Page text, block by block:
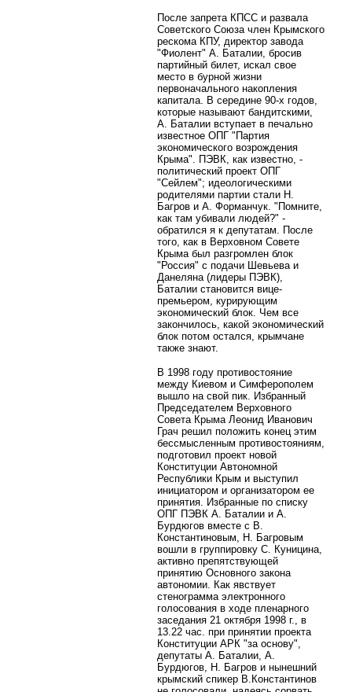
После запрета КПСС и развала
Советского Союза член Крымского
рескома КПУ, директор завода
"Фиолент" А. Баталии, бросив
партийный билет, искал свое
место в бурной жизни
первоначального накопления
капитала. В середине 90-х годов,
которые называют бандитскими,
А. Баталии вступает в печально
известное ОПГ "Партия
экономического возрождения
Крыма". ПЭВК, как известно, -
политический проект ОПГ
"Сейлем"; идеологическими
родителями партии стали Н.
Багров и А. Форманчук. "Помните,
как там убивали людей?" -
обратился я к депутатам. После
того, как в Верховном Совете
Крыма был разгромлен блок
"Россия" с подачи Шевьева и
Данеляна (лидеры ПЭВК),
Баталии становится вице-
премьером, курирующим
экономический блок. Чем все
закончилось, какой экономический
блок потом остался, крымчане
также знают.
В 1998 году противостояние
между Киевом и Симферополем
вышло на свой пик. Избранный
Председателем Верховного
Совета Крыма Леонид Иванович
Грач решил положить конец этим
бессмысленным противостояниям,
подготовил проект новой
Конституции Автономной
Республики Крым и выступил
инициатором и организатором ее
принятия. Избранные по списку
ОПГ ПЭВК А. Баталии и А.
Бурдюгов вместе с В.
Константиновым, Н. Багровым
вошли в группировку С. Куницина,
активно препятствующей
принятию Основного закона
автономии. Как явствует
стенограмма электронного
голосования в ходе пленарного
заседания 21 октября 1998 г., в
13.22 час. при принятии проекта
Конституции АРК "за основу",
депутаты А. Баталии, А.
Бурдюгов, Н. Багров и нынешний
крымский спикер В.Константинов